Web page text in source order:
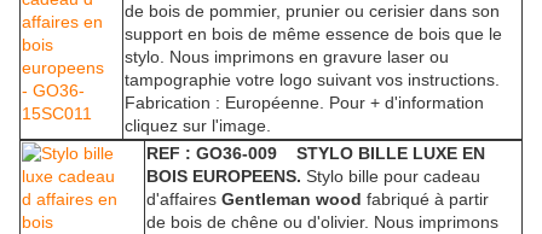
de bois de pommier, prunier ou cerisier dans son
support en bois de même essence de bois que le
stylo. Nous imprimons en gravure laser ou
tampographie votre logo suivant vos instructions.
Fabrication : Européenne. Pour + d'information
cliquez sur l'image.
REF : GO36-009 STYLO BILLE LUXE EN
BOIS EUROPEENS. Stylo bille pour cadeau
d'affaires Gentleman wood fabriqué à partir
de bois de chêne ou d'olivier. Nous imprimons